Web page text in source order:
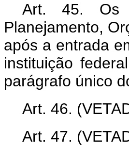
Art. 45. Os
Planejamento,
após a entrada
instituição
parágrafo único
Art. 46.
Art. 47.